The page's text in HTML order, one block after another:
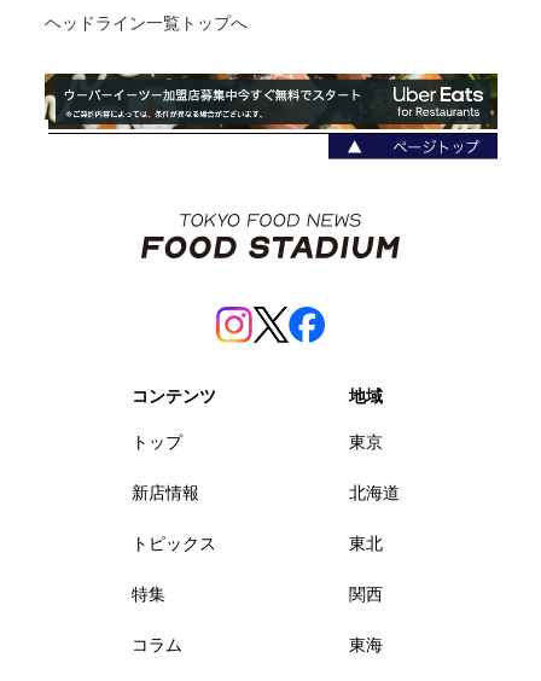
ヘッドライン一覧トップへ
コンテンツ
トップ
新店情報
トピックス
特集
コラム
地域
東京
北海道
東北
関西
東海